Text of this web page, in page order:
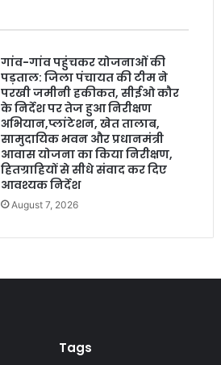
गांव-गांव पहुंचकर योजनाओं की
पड़ताल: जिला पंचायत की टीम ने
परखी जमीनी हकीकत, सीईओ कौर
के निर्देश पर तेज हुआ निरीक्षण
अभियान,प्लांटेशन, खेत तालाब,
सामुदायिक भवन और प्रधानमंत्री
आवास योजना का किया निरीक्षण,
हितग्राहियों से सीधे संवाद कर दिए
आवश्यक निर्देश
August 7, 2026
Tags